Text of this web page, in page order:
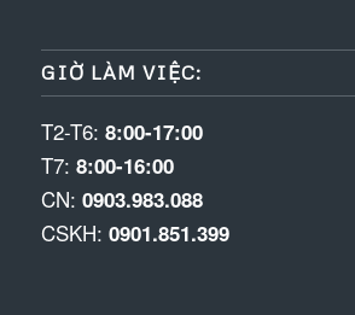
GIỜ LÀM VIỆC:
T2-T6: 8:00-17:00
T7: 8:00-16:00
CN: 0903.983.088
CSKH: 0901.851.399